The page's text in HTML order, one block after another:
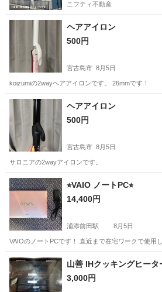
ニフティ不動産
ヘアアイロン
500円
宮古島市 8月5日
koizumiの2wayヘアアイロンです。 26mmです！
沖縄 宮古島市 美容家電
ヘアアイロン
500円
宮古島市 8月5日
サロニアの2wayアイロンです。
沖縄 宮古島市 美容家電
⭐︎VAIO ノートPC⭐︎
14,400円
浦添前田駅 8月5日
VAIOのノートPCです！ 直近まで在宅ワークで使用
沖縄 浦添市 浦添前田駅 生活家電
山善 IHクッキングヒータ
3,000円